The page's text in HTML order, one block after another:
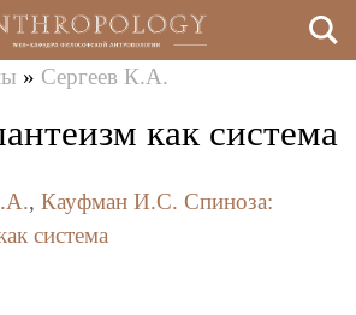
» Сергеев К.А.
как система
, Кауфман И.С. Спиноза:
система